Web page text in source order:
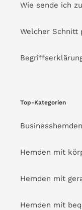
Wie sende ich
Welcher Schnitt
Top-Kategorien
Businesshemden
Hemden mit
Hemden mit
Hemden mit